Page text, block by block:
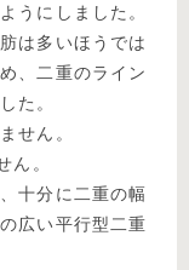
うにしました。
は多いほうでは
、二重のライン
た。
せん。
ん。
十分に二重の幅
広い平行型二重